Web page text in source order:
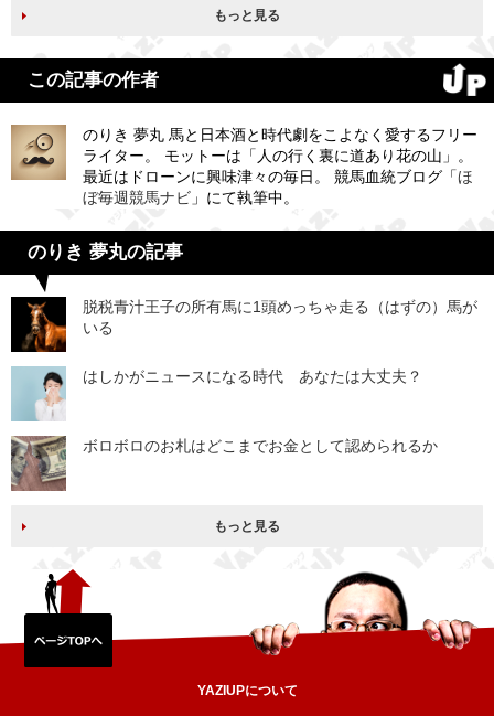
もっと見る
この記事の作者
のりき 夢丸 馬と日本酒と時代劇をこよなく愛するフリー
ライター。 モットーは「人の行く裏に道あり花の山」。
最近はドローンに興味津々の毎日。 競馬血統ブログ「ほ
ぼ毎週競馬ナビ 」にて執筆中。
のりき 夢丸の記事
脱税青汁王子の所有馬に1頭めっちゃ走る（はずの）馬が
いる
はしかがニュースになる時代 あなたは大丈夫？
ボロボロのお札はどこまでお金として認められるか
もっと見る
YAZIUPについて